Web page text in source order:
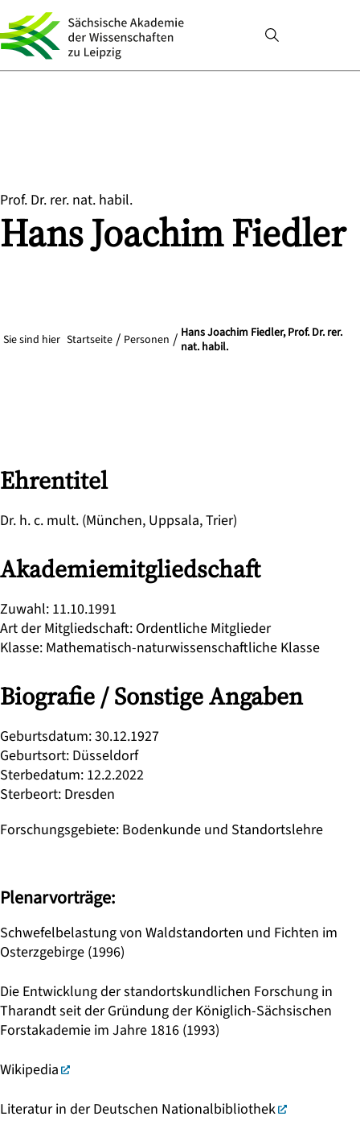
Prof. Dr. rer. nat. habil.
Hans JoachimFiedler
Sie sind hier Startseite Personen
Hans Joachim Fiedler, Prof. Dr. rer.
nat. habil.
Ehrentitel
Dr. h. c. mult. (München, Uppsala, Trier)
Akademiemitgliedschaft
Zuwahl: 11.10.1991
Art der Mitgliedschaft: Ordentliche Mitglieder
Klasse: Mathematisch-naturwissenschaftliche Klasse
Biografie / Sonstige Angaben
Geburtsdatum:30.12.1927
Geburtsort: Düsseldorf
Sterbedatum: 12.2.2022
Sterbeort: Dresden
Forschungsgebiete: Bodenkunde und Standortslehre
Plenarvorträge:
Schwefelbelastung von Waldstandorten und Fichten im
Osterzgebirge (1996)
Die Entwicklung der standortskundlichen Forschung in
Tharandt seit der Gründung der Königlich-Sächsischen
Forstakademie im Jahre 1816 (1993)
Wikipedia
Literatur in der Deutschen Nationalbibliothek